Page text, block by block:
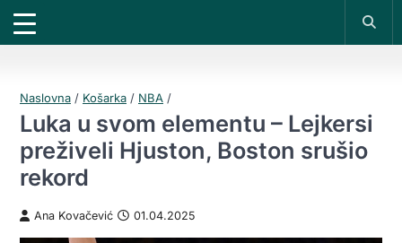
Naslovna / Košarka / NBA /
Luka u svom elementu – Lejkersi
preživeli Hjuston, Boston srušio
rekord
Ana Kovačević 01.04.2025